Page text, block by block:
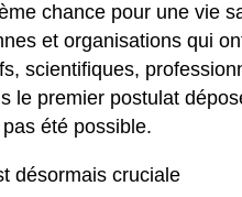
chance pour une vie
et organisations qui
scientifiques,
le premier postulat
été possible.
désormais cruciale